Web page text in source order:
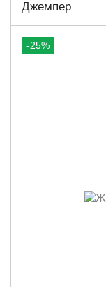
Джемпер
-25%